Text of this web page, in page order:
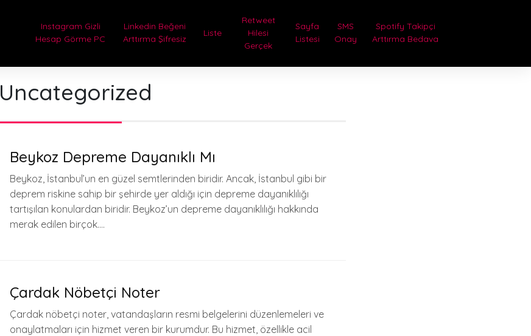
Instagram Gizli
Hesap Görme PC
Linkedin Beğeni
Arttırma Şifresiz
Liste
Retweet
Hilesi
Gerçek
Sayfa
Listesi
SMS
Onay
Spotify Takipçi
Arttırma Bedava
Uncategorized
Beykoz Depreme Dayanıklı Mı
Beykoz, İstanbul’un en güzel semtlerinden biridir. Ancak, İstanbul gibi bir
deprem riskine sahip bir şehirde yer aldığı için depreme dayanıklılığı
tartışılan konulardan biridir. Beykoz’un depreme dayanıklılığı hakkında
merak edilen birçok….
Çardak Nöbetçi Noter
Çardak nöbetçi noter, vatandaşların resmi belgelerini düzenlemeleri ve
onaylatmaları için hizmet veren bir kurumdur. Bu hizmet, özellikle acil